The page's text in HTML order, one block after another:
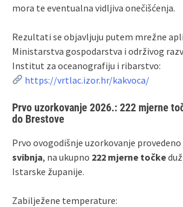
mora te eventualna vidljiva onečišćenja.
Rezultati se objavljuju putem mrežne
Ministarstva gospodarstva i održivog
Institut za oceanografiju i ribarstvo:
https://vrtlac.izor.hr/kakvoca/
Prvo uzorkovanje 2026.: 222 mjerne
do Brestove
Prvo ovogodišnje uzorkovanje provedeno
svibnja, na ukupno 222 mjerne točke
Istarske županije.
Zabilježene temperature: